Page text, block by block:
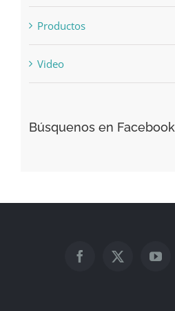
Productos
Video
Búsquenos en Facebook